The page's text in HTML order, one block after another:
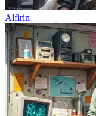
Alfirin